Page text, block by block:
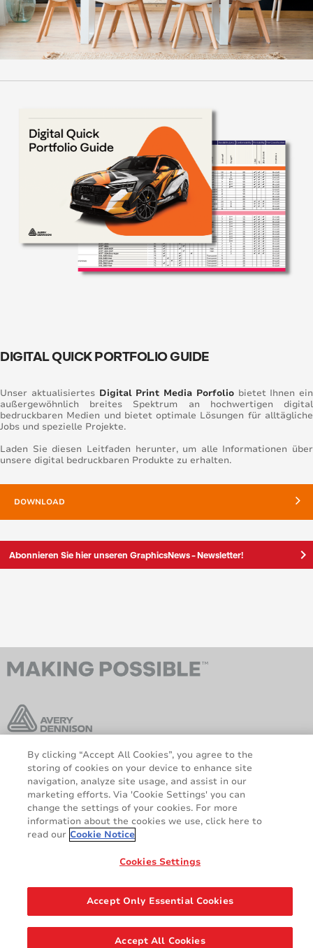
DIGITAL QUICK PORTFOLIO GUIDE
Unser aktualisiertes Digital Print Media Porfoliobietet Ihnen ein
außergewöhnlich breites Spektrum an hochwertigen digital
bedruckbaren Medien und bietet optimale Lösungen für alltägliche
Jobs und spezielle Projekte.
Laden Sie diesen Leitfaden herunter, um alle Informationen über
unsere digital bedruckbaren Produkte zu erhalten.
DOWNLOAD
Abonnieren Sie hier unseren GraphicsNews - Newsletter! keyboard_arrow_right
AveryDennison.com
Über uns
Rechtliche und
Datenschutzhinweise
Cookie-Richtlinie
Haftungsausschluss
DSGVO-Erklärung
By clicking “Accept All Cookies”, you agree to the
storing of cookies on your device to enhance site
navigation, analyze site usage, and assist in our
marketing efforts. Via 'Cookie Settings' you can
change the settings of your cookies. For more
information about the cookies we use, click here to
read our Cookie Notice
Cookies Settings
Accept Only Essential Cookies
Accept All Cookies